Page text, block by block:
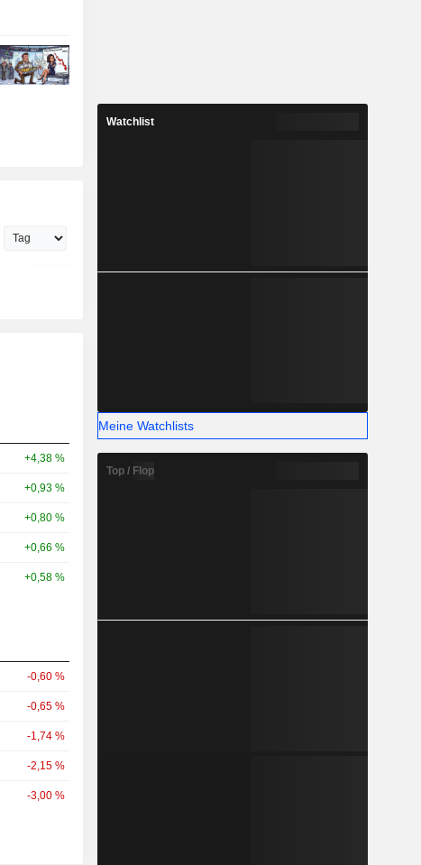
+4,38 %
+0,93 %
+0,80 %
+0,66 %
+0,58 %
-0,60 %
-0,65 %
-1,74 %
-2,15 %
-3,00 %
Watchlist
Meine Watchlists
Top / Flop